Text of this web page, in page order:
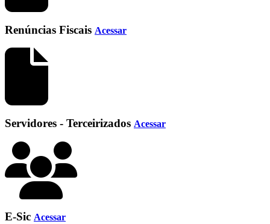
Renúncias Fiscais Acessar
Servidores - Terceirizados Acessar
E-Sic Acessar